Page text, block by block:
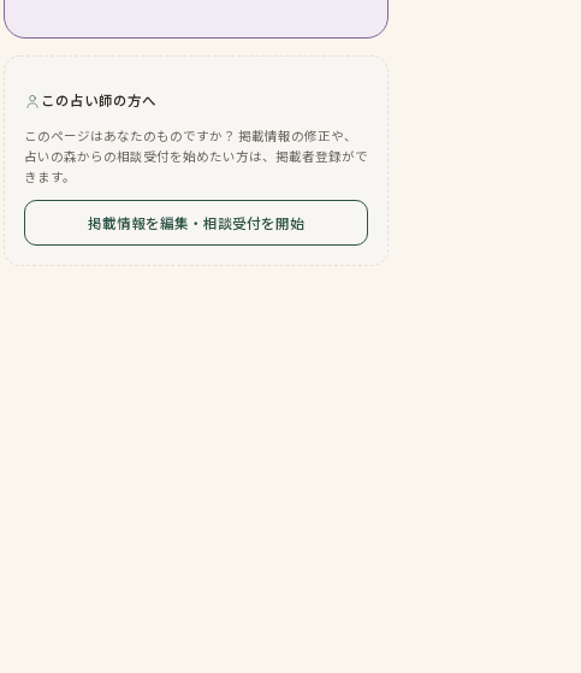
この占い師の方へ
このページはあなたのものですか？ 掲載情報の修正や、
占いの森からの相談受付を始めたい方は、掲載者登録がで
きます。
掲載情報を編集・相談受付を開始